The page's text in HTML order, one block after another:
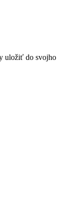
uložiť do svojho